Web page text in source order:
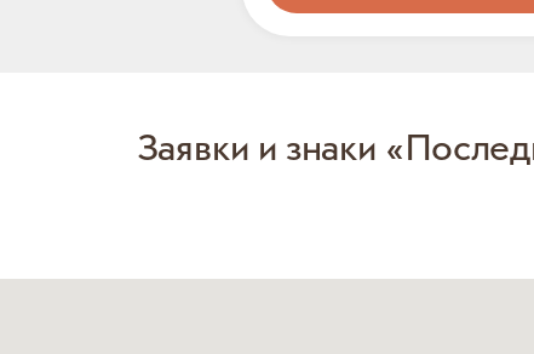
Заявки и знаки